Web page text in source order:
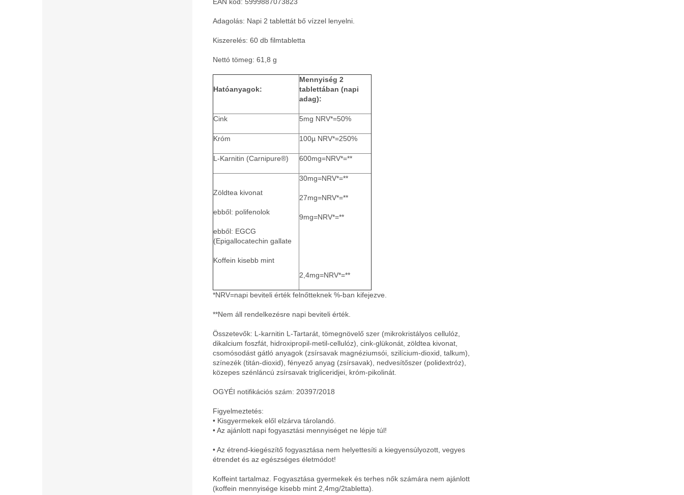
Adagolás: Napi 2 tablettát bő vízzel lenyelni.
Kiszerelés: 60 db filmtabletta
Nettó tömeg: 61,8 g
Hatóanyagok:
Mennyiség 2
tablettában (napi
adag):
Cink 5mg NRV*=50%
Króm 100µ NRV*=250%
L-Karnitin (Carnipure®) 600mg=NRV*=**
Zöldtea kivonat
ebből: polifenolok
ebből: EGCG
(Epigallocatechin gallate
Koffein kisebb mint
30mg=NRV*=**
27mg=NRV*=**
9mg=NRV*=**
2,4mg=NRV*=**
*NRV=napi beviteli érték felnőtteknek %-ban kifejezve.
**Nem áll rendelkezésre napi beviteli érték.
Összetevők: L-karnitin L-Tartarát, tömegnövelő szer (mikrokristályos cellulóz,
dikalcium foszfát, hidroxipropil-metil-cellulóz), cink-glükonát, zöldtea kivonat,
csomósodást gátló anyagok (zsírsavak magnéziumsói, szilícium-dioxid, talkum),
színezék (titán-dioxid), fényező anyag (zsírsavak), nedvesítőszer (polidextróz),
közepes szénláncú zsírsavak trigliceridjei, króm-pikolinát.
OGYÉI notifikációs szám: 20397/2018
Figyelmeztetés:
• Kisgyermekek elől elzárva tárolandó.
• Az ajánlott napi fogyasztási mennyiséget ne lépje túl!
• Az étrend-kiegészítő fogyasztása nem helyettesíti a kiegyensúlyozott, vegyes
étrendet és az egészséges életmódot!
Koffeint tartalmaz. Fogyasztása gyermekek és terhes nők számára nem ajánlott
(koffein mennyisége kisebb mint 2,4mg/2tabletta).